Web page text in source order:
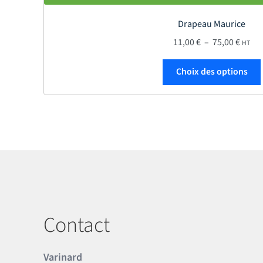
Drapeau Maurice
11,00€ – 75,00€Plage
HT
Choix des options
Contact
Varinard